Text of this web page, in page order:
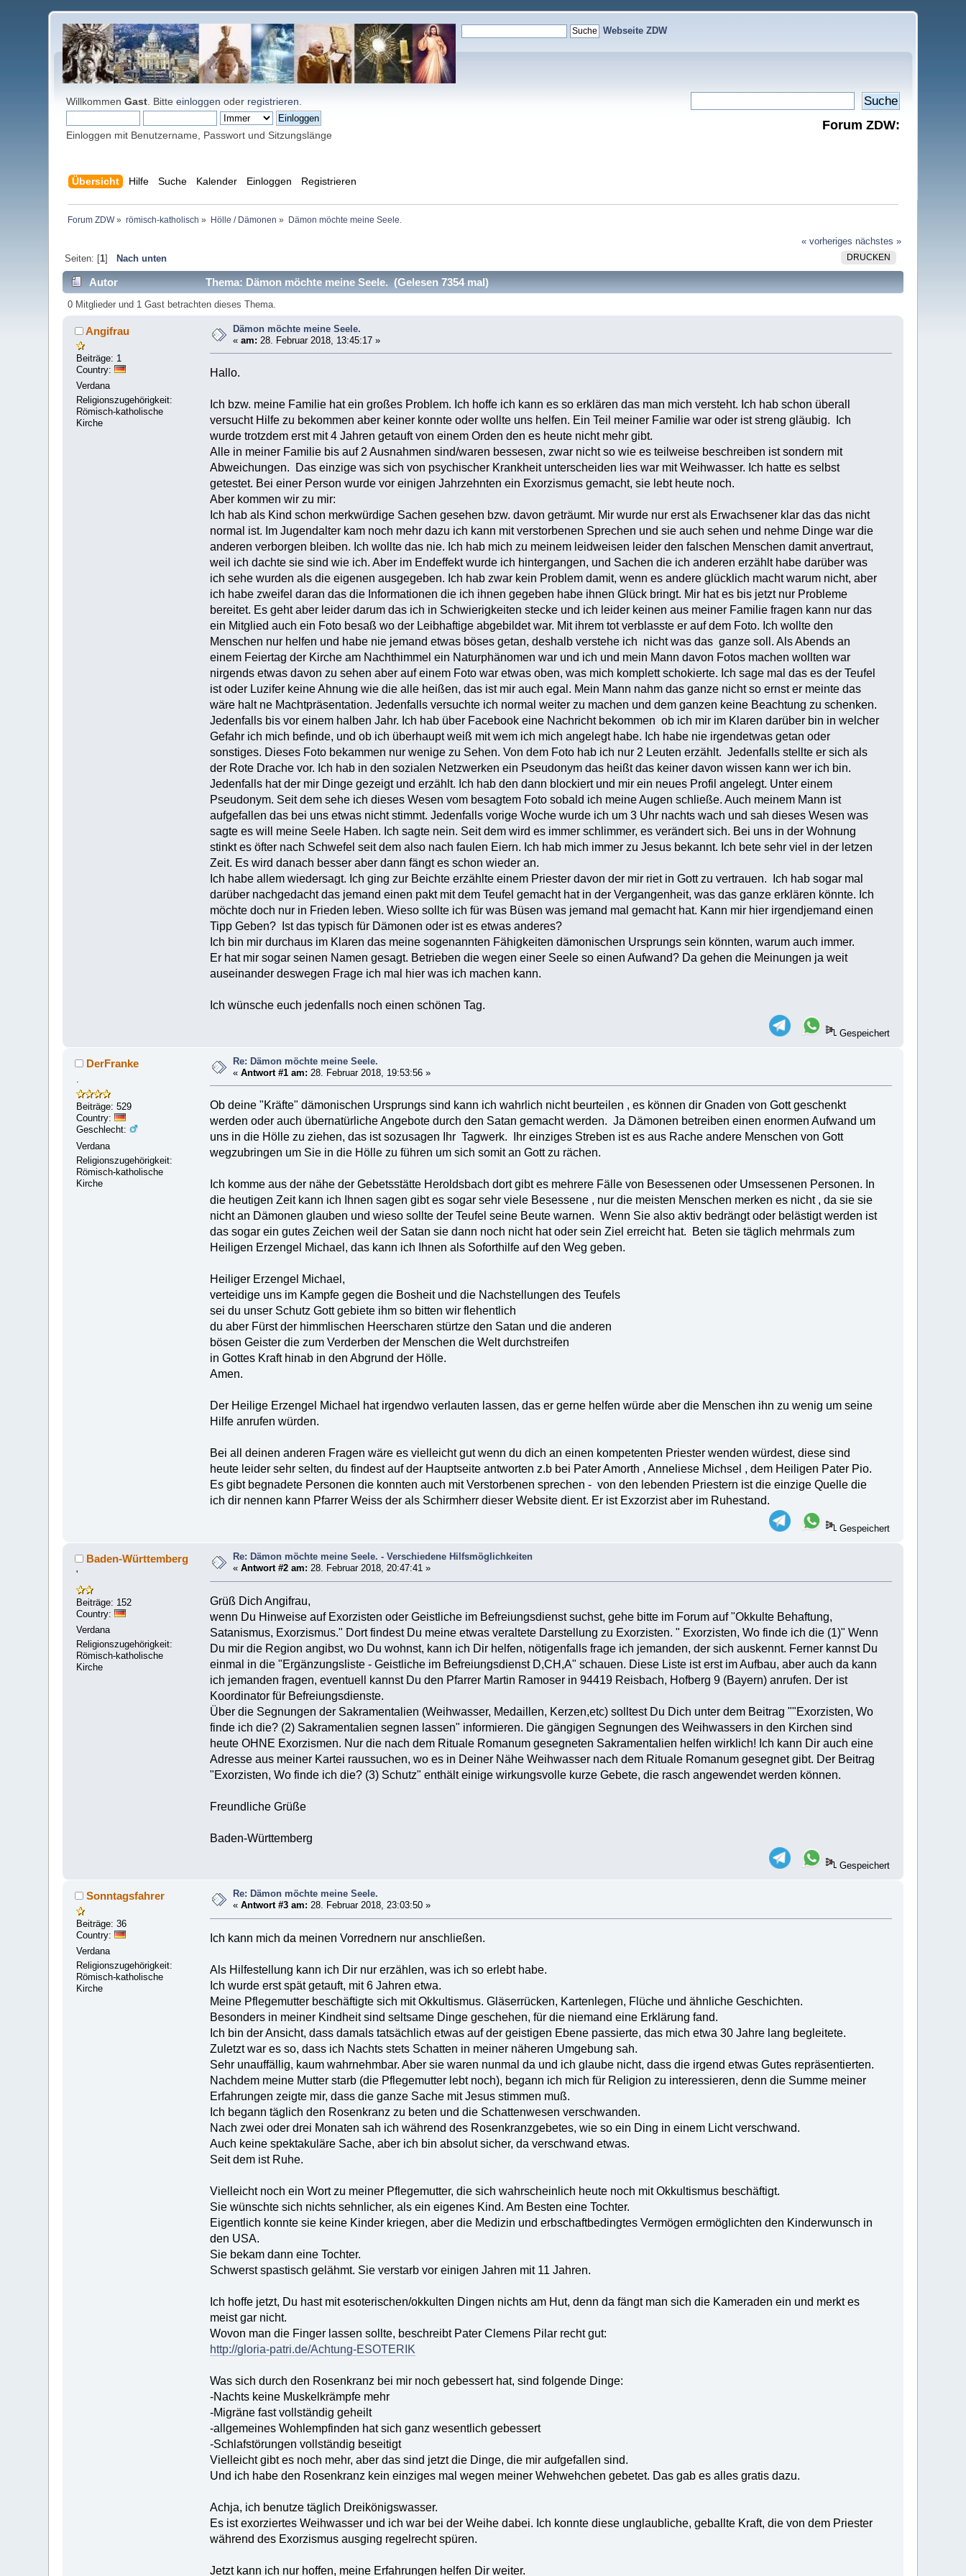
Webseite ZDW
WillkommenGast . Bitteeinloggen oder registrieren
Einloggen mit Benutzername, Passwort und Sitzungslänge
Forum ZDW:
Übersicht Hilfe Suche Kalender Einloggen Registrieren
Forum ZDW» römisch-katholisch » Hölle / Dämonen » Dämon möchte meine Seele.
« vorheriges nächstes »
DRUCKEN
Seiten: [1] Nach unten
Autor Thema: Dämon möchte meine Seele. (Gelesen 7354 mal)
0 Mitglieder und 1 Gast betrachten dieses Thema.
Angifrau
Beiträge: 1
Country:
Verdana
Religionszugehörigkeit:
Römisch-katholische
Kirche
Dämon möchte meine Seele.
«am: 28. Februar 2018, 13:45:17 »
Hallo.
Ich bzw. meine Familie hat ein großes Problem. Ich hoffe ich kann es so erklären das man mich versteht. Ich hab schon überall
versucht Hilfe zu bekommen aber keiner konnte oder wollte uns helfen. Ein Teil meiner Familie war oder ist streng gläubig. Ich
wurde trotzdem erst mit 4 Jahren getauft von einem Orden den es heute nicht mehr gibt.
Alle in meiner Familie bis auf 2 Ausnahmen sind/waren bessesen, zwar nicht so wie es teilweise beschreiben ist sondern mit
Abweichungen. Das einzige was sich von psychischer Krankheit unterscheiden lies war mit Weihwasser. Ich hatte es selbst
getestet. Bei einer Person wurde vor einigen Jahrzehnten ein Exorzismus gemacht, sie lebt heute noch.
Aber kommen wir zu mir:
Ich hab als Kind schon merkwürdige Sachen gesehen bzw. davon geträumt. Mir wurde nur erst als Erwachsener klar das das nicht
normal ist. Im Jugendalter kam noch mehr dazu ich kann mit verstorbenen Sprechen und sie auch sehen und nehme Dinge war die
anderen verborgen bleiben. Ich wollte das nie. Ich hab mich zu meinem leidweisen leider den falschen Menschen damit anvertraut,
weil ich dachte sie sind wie ich. Aber im Endeffekt wurde ich hintergangen, und Sachen die ich anderen erzählt habe darüber was
ich sehe wurden als die eigenen ausgegeben. Ich hab zwar kein Problem damit, wenn es andere glücklich macht warum nicht, aber
ich habe zweifel daran das die Informationen die ich ihnen gegeben habe ihnen Glück bringt. Mir hat es bis jetzt nur Probleme
bereitet. Es geht aber leider darum das ich in Schwierigkeiten stecke und ich leider keinen aus meiner Familie fragen kann nur das
ein Mitglied auch ein Foto besaß wo der Leibhaftige abgebildet war. Mit ihrem tot verblasste er auf dem Foto. Ich wollte den
Menschen nur helfen und habe nie jemand etwas böses getan, deshalb verstehe ich nicht was das ganze soll. Als Abends an
einem Feiertag der Kirche am Nachthimmel ein Naturphänomen war und ich und mein Mann davon Fotos machen wollten war
nirgends etwas davon zu sehen aber auf einem Foto war etwas oben, was mich komplett schokierte. Ich sage mal das es der Teufel
ist oder Luzifer keine Ahnung wie die alle heißen, das ist mir auch egal. Mein Mann nahm das ganze nicht so ernst er meinte das
wäre halt ne Machtpräsentation. Jedenfalls versuchte ich normal weiter zu machen und dem ganzen keine Beachtung zu schenken.
Jedenfalls bis vor einem halben Jahr. Ich hab über Facebook eine Nachricht bekommen ob ich mir im Klaren darüber bin in welcher
Gefahr ich mich befinde, und ob ich überhaupt weiß mit wem ich mich angelegt habe. Ich habe nie irgendetwas getan oder
sonstiges. Dieses Foto bekammen nur wenige zu Sehen. Von dem Foto hab ich nur 2 Leuten erzählt. Jedenfalls stellte er sich als
der Rote Drache vor. Ich hab in den sozialen Netzwerken ein Pseudonym das heißt das keiner davon wissen kann wer ich bin.
Jedenfalls hat der mir Dinge gezeigt und erzählt. Ich hab den dann blockiert und mir ein neues Profil angelegt. Unter einem
Pseudonym. Seit dem sehe ich dieses Wesen vom besagtem Foto sobald ich meine Augen schließe. Auch meinem Mann ist
aufgefallen das bei uns etwas nicht stimmt. Jedenfalls vorige Woche wurde ich um 3 Uhr nachts wach und sah dieses Wesen was
sagte es will meine Seele Haben. Ich sagte nein. Seit dem wird es immer schlimmer, es verändert sich. Bei uns in der Wohnung
stinkt es öfter nach Schwefel seit dem also nach faulen Eiern. Ich hab mich immer zu Jesus bekannt. Ich bete sehr viel in der letzen
Zeit. Es wird danach besser aber dann fängt es schon wieder an.
Ich habe allem wiedersagt. Ich ging zur Beichte erzählte einem Priester davon der mir riet in Gott zu vertrauen. Ich hab sogar mal
darüber nachgedacht das jemand einen pakt mit dem Teufel gemacht hat in der Vergangenheit, was das ganze erklären könnte. Ich
möchte doch nur in Frieden leben. Wieso sollte ich für was Büsen was jemand mal gemacht hat. Kann mir hier irgendjemand einen
Tipp Geben? Ist das typisch für Dämonen oder ist es etwas anderes?
Ich bin mir durchaus im Klaren das meine sogenannten Fähigkeiten dämonischen Ursprungs sein könnten, warum auch immer.
Er hat mir sogar seinen Namen gesagt. Betrieben die wegen einer Seele so einen Aufwand? Da gehen die Meinungen ja weit
auseinander deswegen Frage ich mal hier was ich machen kann.
Ich wünsche euch jedenfalls noch einen schönen Tag.
Gespeichert
DerFranke
Beiträge: 529
Country:
Geschlecht:
Verdana
Religionszugehörigkeit:
Römisch-katholische
Kirche
Re: Dämon möchte meine Seele.
«Antwort #1 am: 28. Februar 2018, 19:53:56 »
Ob deine "Kräfte" dämonischen Ursprungs sind kann ich wahrlich nicht beurteilen , es können dir Gnaden von Gott geschenkt
werden oder auch übernatürliche Angebote durch den Satan gemacht werden. Ja Dämonen betreiben einen enormen Aufwand um
uns in die Hölle zu ziehen, das ist sozusagen Ihr Tagwerk. Ihr einziges Streben ist es aus Rache andere Menschen von Gott
wegzubringen um Sie in die Hölle zu führen um sich somit an Gott zu rächen.
Ich komme aus der nähe der Gebetsstätte Heroldsbach dort gibt es mehrere Fälle von Besessenen oder Umsessenen Personen. In
die heutigen Zeit kann ich Ihnen sagen gibt es sogar sehr viele Besessene , nur die meisten Menschen merken es nicht , da sie sie
nicht an Dämonen glauben und wieso sollte der Teufel seine Beute warnen. Wenn Sie also aktiv bedrängt oder belästigt werden ist
das sogar ein gutes Zeichen weil der Satan sie dann noch nicht hat oder sein Ziel erreicht hat. Beten sie täglich mehrmals zum
Heiligen Erzengel Michael, das kann ich Ihnen als Soforthilfe auf den Weg geben.
Heiliger Erzengel Michael,
verteidige uns im Kampfe gegen die Bosheit und die Nachstellungen des Teufels
sei du unser Schutz Gott gebiete ihm so bitten wir flehentlich
du aber Fürst der himmlischen Heerscharen stürtze den Satan und die anderen
bösen Geister die zum Verderben der Menschen die Welt durchstreifen
in Gottes Kraft hinab in den Abgrund der Hölle.
Amen.
Der Heilige Erzengel Michael hat irgendwo verlauten lassen, das er gerne helfen würde aber die Menschen ihn zu wenig um seine
Hilfe anrufen würden.
Bei all deinen anderen Fragen wäre es vielleicht gut wenn du dich an einen kompetenten Priester wenden würdest, diese sind
heute leider sehr selten, du findest auf der Hauptseite antworten z.b bei Pater Amorth , Anneliese Michsel , dem Heiligen Pater Pio.
Es gibt begnadete Personen die konnten auch mit Verstorbenen sprechen - von den lebenden Priestern ist die einzige Quelle die
ich dir nennen kann Pfarrer Weiss der als Schirmherr dieser Website dient. Er ist Exzorzist aber im Ruhestand.
Gespeichert
Baden-Württemberg
'
Beiträge: 152
Country:
Verdana
Religionszugehörigkeit:
Römisch-katholische
Kirche
Re: Dämon möchte meine Seele. - Verschiedene Hilfsmöglichkeiten
«Antwort #2 am: 28. Februar 2018, 20:47:41 »
Grüß Dich Angifrau,
wenn Du Hinweise auf Exorzisten oder Geistliche im Befreiungsdienst suchst, gehe bitte im Forum auf "Okkulte Behaftung,
Satanismus, Exorzismus." Dort findest Du meine etwas veraltete Darstellung zu Exorzisten. " Exorzisten, Wo finde ich die (1)" Wenn
Du mir die Region angibst, wo Du wohnst, kann ich Dir helfen, nötigenfalls frage ich jemanden, der sich auskennt. Ferner kannst Du
einmal in die "Ergänzungsliste - Geistliche im Befreiungsdienst D,CH,A" schauen. Diese Liste ist erst im Aufbau, aber auch da kann
ich jemanden fragen, eventuell kannst Du den Pfarrer Martin Ramoser in 94419 Reisbach, Hofberg 9 (Bayern) anrufen. Der ist
Koordinator für Befreiungsdienste.
Über die Segnungen der Sakramentalien (Weihwasser, Medaillen, Kerzen,etc) solltest Du Dich unter dem Beitrag ""Exorzisten, Wo
finde ich die? (2) Sakramentalien segnen lassen" informieren. Die gängigen Segnungen des Weihwassers in den Kirchen sind
heute OHNE Exorzismen. Nur die nach dem Rituale Romanum gesegneten Sakramentalien helfen wirklich! Ich kann Dir auch eine
Adresse aus meiner Kartei raussuchen, wo es in Deiner Nähe Weihwasser nach dem Rituale Romanum gesegnet gibt. Der Beitrag
"Exorzisten, Wo finde ich die? (3) Schutz" enthält einige wirkungsvolle kurze Gebete, die rasch angewendet werden können.
Freundliche Grüße
Baden-Württemberg
Gespeichert
Sonntagsfahrer
Beiträge: 36
Country:
Verdana
Religionszugehörigkeit:
Römisch-katholische
Kirche
Re: Dämon möchte meine Seele.
«Antwort #3 am: 28. Februar 2018, 23:03:50 »
Ich kann mich da meinen Vorrednern nur anschließen.
Als Hilfestellung kann ich Dir nur erzählen, was ich so erlebt habe.
Ich wurde erst spät getauft, mit 6 Jahren etwa.
Meine Pflegemutter beschäftigte sich mit Okkultismus. Gläserrücken, Kartenlegen, Flüche und ähnliche Geschichten.
Besonders in meiner Kindheit sind seltsame Dinge geschehen, für die niemand eine Erklärung fand.
Ich bin der Ansicht, dass damals tatsächlich etwas auf der geistigen Ebene passierte, das mich etwa 30 Jahre lang begleitete.
Zuletzt war es so, dass ich Nachts stets Schatten in meiner näheren Umgebung sah.
Sehr unauffällig, kaum wahrnehmbar. Aber sie waren nunmal da und ich glaube nicht, dass die irgend etwas Gutes repräsentierten.
Nachdem meine Mutter starb (die Pflegemutter lebt noch), begann ich mich für Religion zu interessieren, denn die Summe meiner
Erfahrungen zeigte mir, dass die ganze Sache mit Jesus stimmen muß.
Ich begann täglich den Rosenkranz zu beten und die Schattenwesen verschwanden.
Nach zwei oder drei Monaten sah ich während des Rosenkranzgebetes, wie so ein Ding in einem Licht verschwand.
Auch keine spektakuläre Sache, aber ich bin absolut sicher, da verschwand etwas.
Seit dem ist Ruhe.
Vielleicht noch ein Wort zu meiner Pflegemutter, die sich wahrscheinlich heute noch mit Okkultismus beschäftigt.
Sie wünschte sich nichts sehnlicher, als ein eigenes Kind. Am Besten eine Tochter.
Eigentlich konnte sie keine Kinder kriegen, aber die Medizin und erbschaftbedingtes Vermögen ermöglichten den Kinderwunsch in
den USA.
Sie bekam dann eine Tochter.
Schwerst spastisch gelähmt. Sie verstarb vor einigen Jahren mit 11 Jahren.
Ich hoffe jetzt, Du hast mit esoterischen/okkulten Dingen nichts am Hut, denn da fängt man sich die Kameraden ein und merkt es
meist gar nicht.
Wovon man die Finger lassen sollte, beschreibt Pater Clemens Pilar recht gut:
http://gloria-patri.de/Achtung-ESOTERIK
Was sich durch den Rosenkranz bei mir noch gebessert hat, sind folgende Dinge:
-Nachts keine Muskelkrämpfe mehr
-Migräne fast vollständig geheilt
-allgemeines Wohlempfinden hat sich ganz wesentlich gebessert
-Schlafstörungen vollständig beseitigt
Vielleicht gibt es noch mehr, aber das sind jetzt die Dinge, die mir aufgefallen sind.
Und ich habe den Rosenkranz kein einziges mal wegen meiner Wehwehchen gebetet. Das gab es alles gratis dazu.
Achja, ich benutze täglich Dreikönigswasser.
Es ist exorziertes Weihwasser und ich war bei der Weihe dabei. Ich konnte diese unglaubliche, geballte Kraft, die von dem Priester
während des Exorzismus ausging regelrecht spüren.
Jetzt kann ich nur hoffen, meine Erfahrungen helfen Dir weiter.